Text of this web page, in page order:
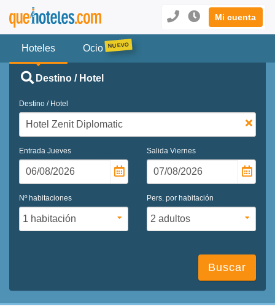
Mi cuenta
Hoteles Ocio
Destino / Hotel
Destino / Hotel
Entrada Jueves Salida Viernes
Nº habitaciones Pers. por habitación
Buscar